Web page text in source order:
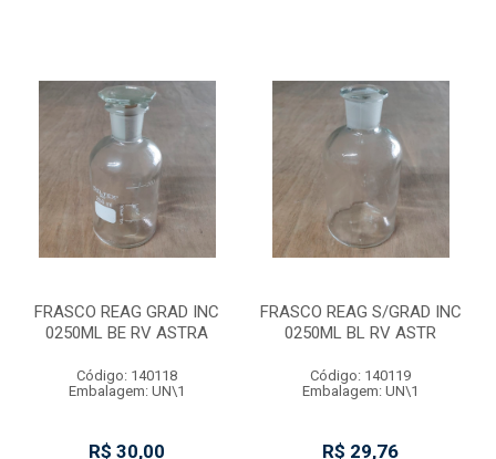
FRASCO REAG GRAD INC
0250ML BE RV ASTRA
Código: 140118
Embalagem: UN\1
R$ 30,00
FRASCO REAG S/GRAD INC
0250ML BL RV ASTR
Código: 140119
Embalagem: UN\1
R$ 29,76